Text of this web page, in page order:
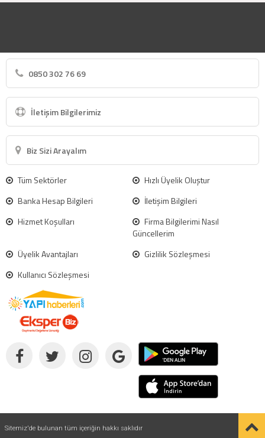
0850 302 76 69
İletişim Bilgilerimiz
Biz Sizi Arayalım
Tüm Sektörler
Hızlı Üyelik Oluştur
Banka Hesap Bilgileri
İletişim Bilgileri
Hizmet Koşulları
Firma Bilgilerimi Nasıl
Güncellerim
Üyelik Avantajları
Gizlilik Sözleşmesi
Kullanıcı Sözleşmesi
Sitemiz'de bulunan tüm içeriğin hakkı saklıdır